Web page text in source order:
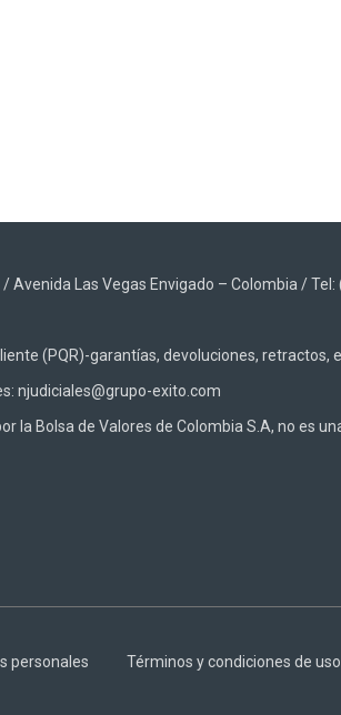
Avenida Las Vegas Envigado – Colombia / Tel:
(PQR)-garantías, devoluciones, retractos,
njudiciales@grupo-exito.com
la Bolsa de Valores de Colombia S.A, no es
personales Términos y condiciones de uso